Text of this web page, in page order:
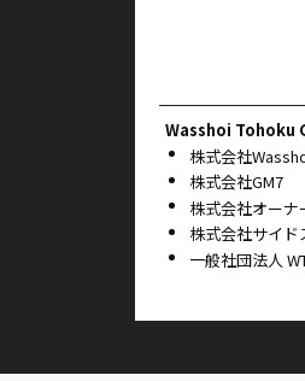
Wasshoi Tohoku
株式会社
株式会社GM7
株式会社オーナ
株式会社サイド
一般社団法人